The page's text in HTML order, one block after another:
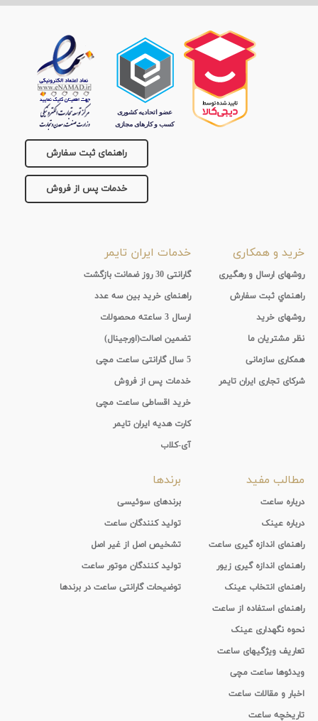
راهنمای ثبت سفارش
خدمات پس از فروش
خرید و همکاری
روشهای ارسال و رهگیری
راهنماي ثبت سفارش
روشهای خرید
نظر مشتریان ما
همکاری سازمانی
شرکای تجاری ایران تایمر
خدمات ایران تایمر
گارانتی 30 روز ضمانت بازگشت
راهنمای خرید بین سه عدد
ارسال 3 ساعته محصولات
تضمین اصالت(اورجینال)
5 سال گارانتی ساعت مچی
خدمات پس از فروش
خرید اقساطی ساعت مچی
کارت هدیه ایران تایمر
آی-کلاب
مطالب مفید
درباره ساعت
درباره عینک
راهنمای اندازه گیری ساعت
راهنمای اندازه گیری زیور
راهنمای انتخاب عینک
راهنمای استفاده از ساعت
نحوه نگهداری عینک
تعاریف ویژگیهای ساعت
ویدئوها ساعت مچی
اخبار و مقالات ساعت
تاریخچه ساعت
برندها
برندهای سوئیسی
تولید کنندگان ساعت
تشخیص اصل از غیر اصل
تولید کنندگان موتور ساعت
توضیحات گارانتی ساعت در برندها